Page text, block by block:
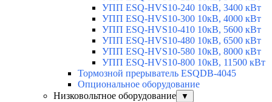
УПП ESQ-HVS10-240 10кВ, 3400 кВт
УПП ESQ-HVS10-300 10кВ, 4000 кВт
УПП ESQ-HVS10-410 10кВ, 5600 кВт
УПП ESQ-HVS10-480 10кВ, 6500 кВт
УПП ESQ-HVS10-580 10кВ, 8000 кВт
УПП ESQ-HVS10-800 10кВ, 11500 кВт
Тормозной прерыватель ESQDB-4045
Опциональное оборудование
Низковольтное оборудование
▼